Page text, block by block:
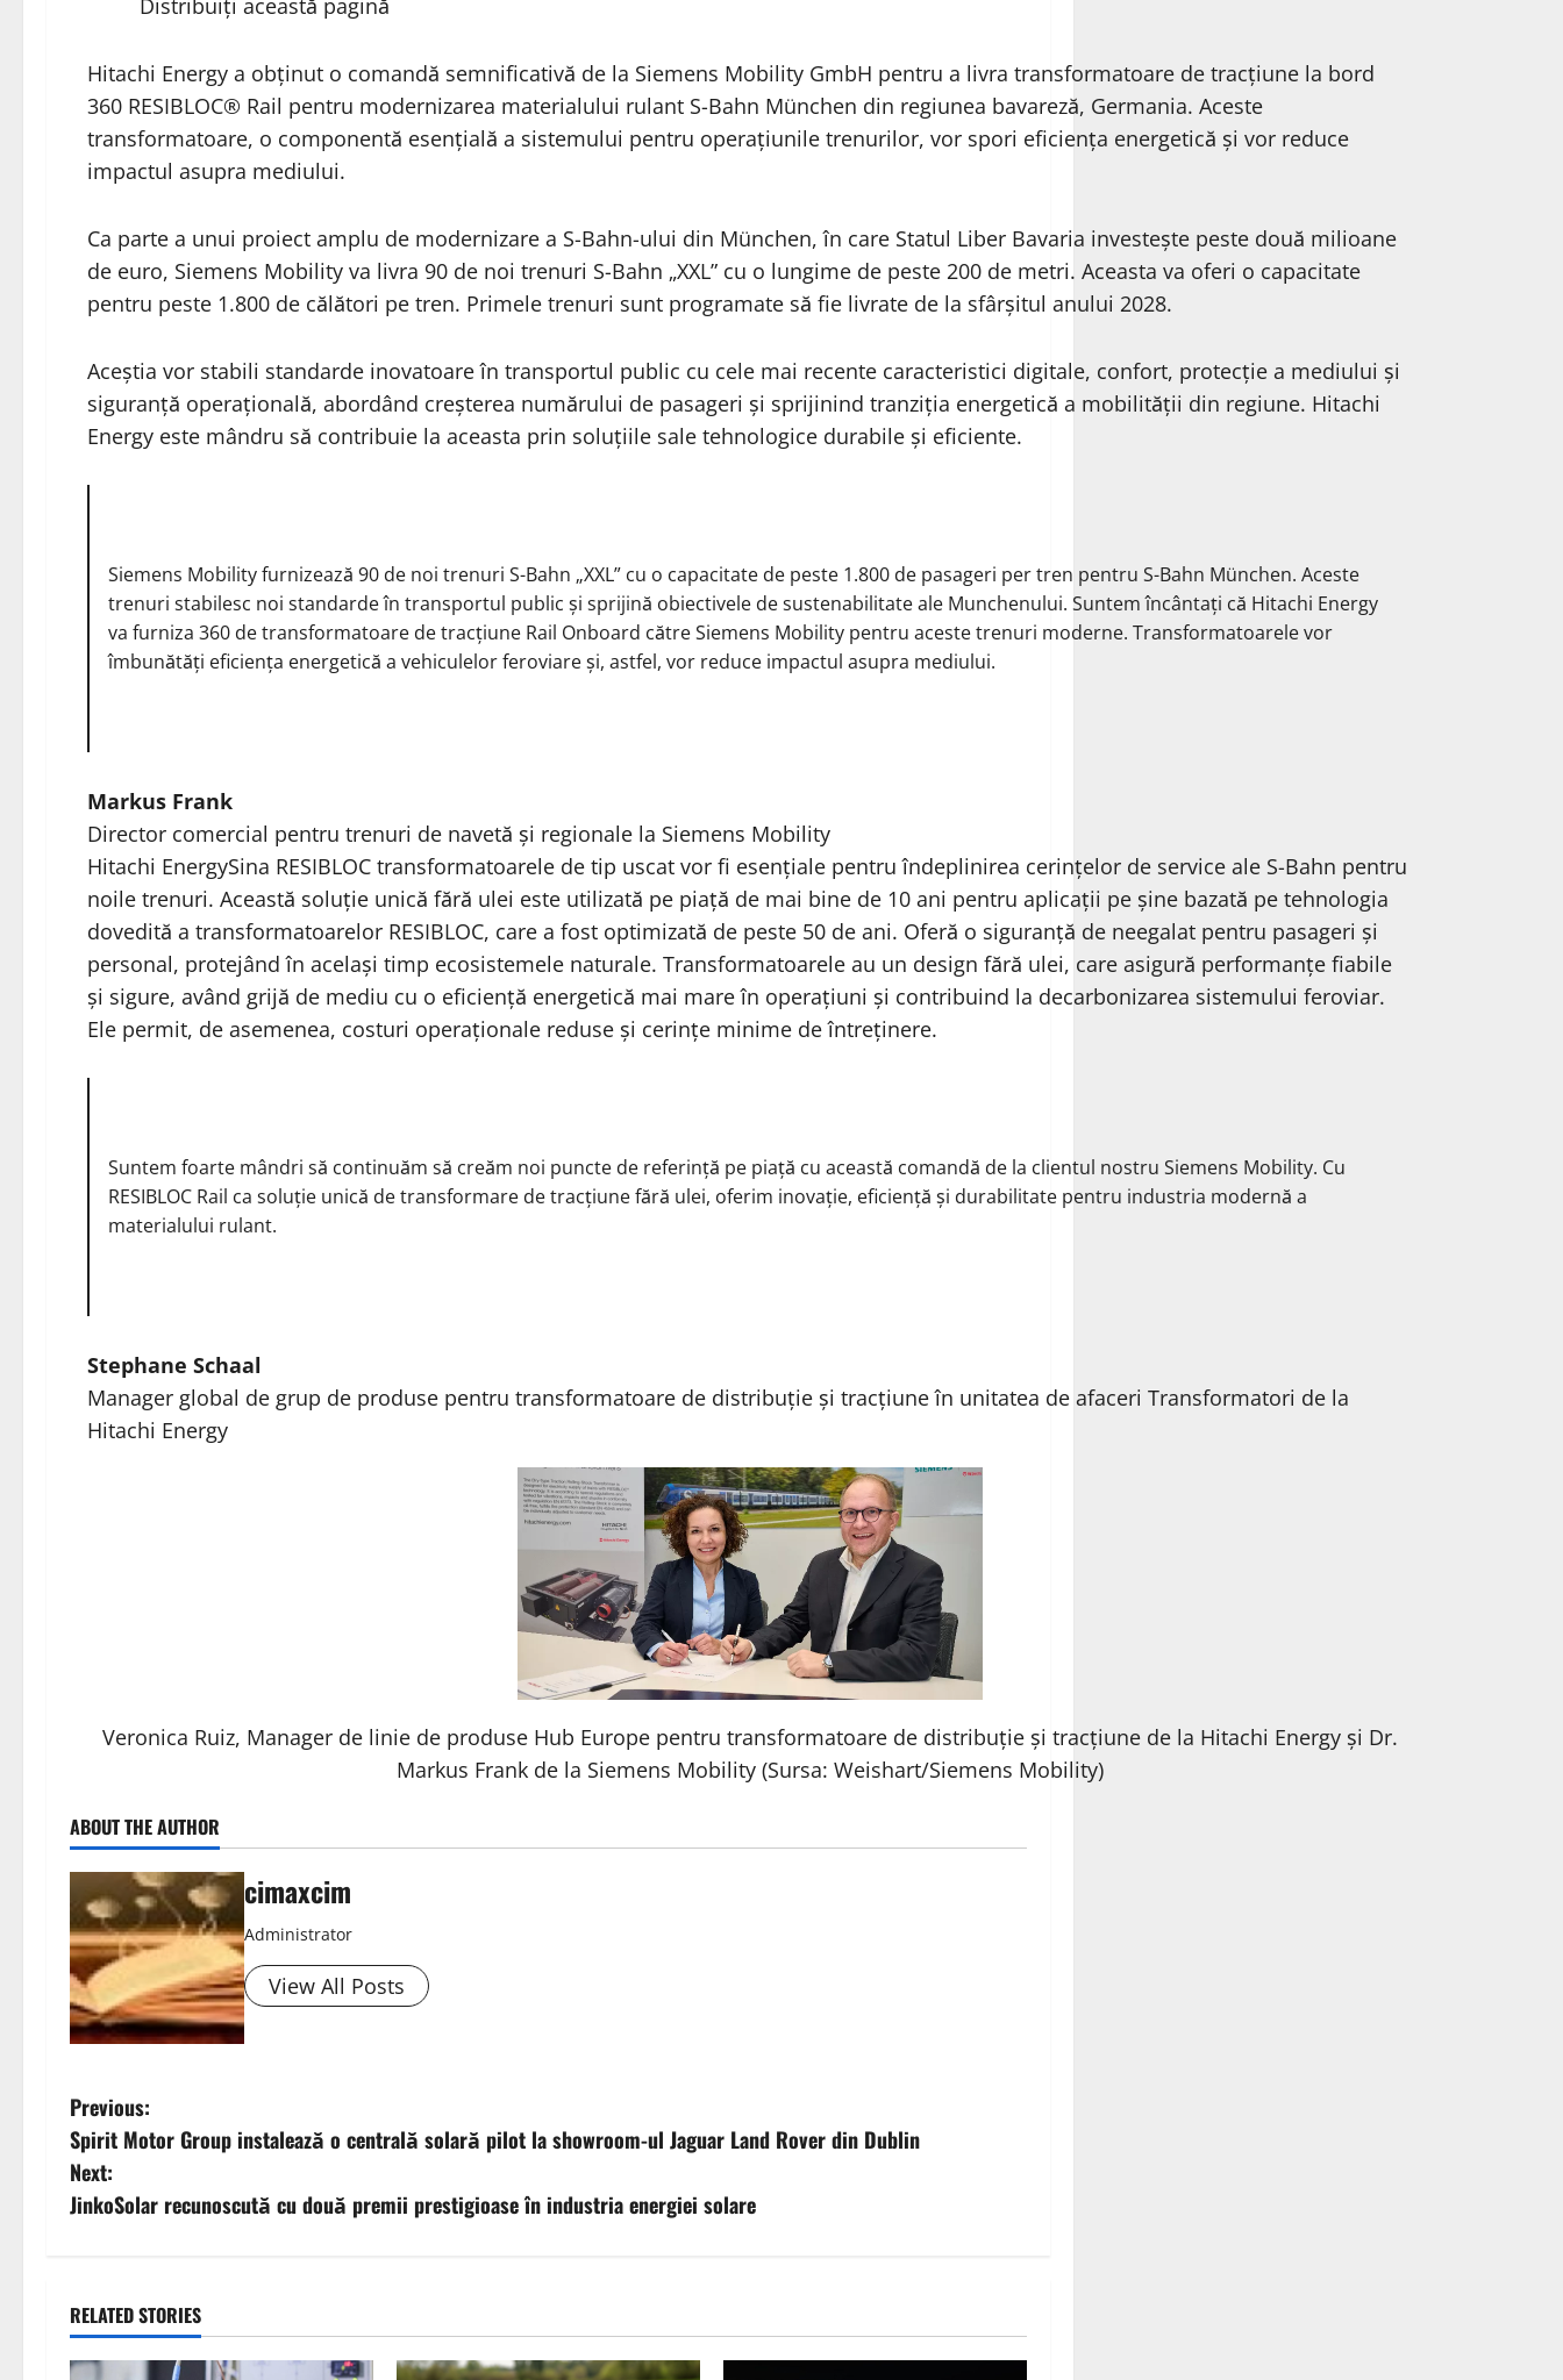
Hitachi Energy a obținut o comandă semnificativă de la Siemens Mobility GmbH pentru a livra transformatoare de tracțiune la bord
360 RESIBLOC® Rail pentru modernizarea materialului rulant S-Bahn München din regiunea bavareză, Germania. Aceste
transformatoare, o componentă esențială a sistemului pentru operațiunile trenurilor, vor spori eficiența energetică și vor reduce
impactul asupra mediului.
Ca parte a unui proiect amplu de modernizare a S-Bahn-ului din München, în care Statul Liber Bavaria investește peste două milioane
de euro, Siemens Mobility va livra 90 de noi trenuri S-Bahn „XXL” cu o lungime de peste 200 de metri. Aceasta va oferi o capacitate
pentru peste 1.800 de călători pe tren. Primele trenuri sunt programate să fie livrate de la sfârșitul anului 2028.
Aceștia vor stabili standarde inovatoare în transportul public cu cele mai recente caracteristici digitale, confort, protecție a mediului și
siguranță operațională, abordând creșterea numărului de pasageri și sprijinind tranziția energetică a mobilității din regiune. Hitachi
Energy este mândru să contribuie la aceasta prin soluțiile sale tehnologice durabile și eficiente.
Siemens Mobility furnizează 90 de noi trenuri S-Bahn „XXL” cu o capacitate de peste 1.800 de pasageri per tren pentru S-Bahn München. Aceste
trenuri stabilesc noi standarde în transportul public și sprijină obiectivele de sustenabilitate ale Munchenului. Suntem încântați că Hitachi Energy
va furniza 360 de transformatoare de tracțiune Rail Onboard către Siemens Mobility pentru aceste trenuri moderne. Transformatoarele vor
îmbunătăți eficiența energetică a vehiculelor feroviare și, astfel, vor reduce impactul asupra mediului.
Markus Frank
Director comercial pentru trenuri de navetă și regionale la Siemens Mobility
Hitachi EnergySina RESIBLOC transformatoarele de tip uscat vor fi esențiale pentru îndeplinirea cerințelor de service ale S-Bahn pentru
noile trenuri. Această soluție unică fără ulei este utilizată pe piață de mai bine de 10 ani pentru aplicații pe șine bazată pe tehnologia
dovedită a transformatoarelor RESIBLOC, care a fost optimizată de peste 50 de ani. Oferă o siguranță de neegalat pentru pasageri și
personal, protejând în același timp ecosistemele naturale. Transformatoarele au un design fără ulei, care asigură performanțe fiabile
și sigure, având grijă de mediu cu o eficiență energetică mai mare în operațiuni și contribuind la decarbonizarea sistemului feroviar.
Ele permit, de asemenea, costuri operaționale reduse și cerințe minime de întreținere.
Suntem foarte mândri să continuăm să creăm noi puncte de referință pe piață cu această comandă de la clientul nostru Siemens Mobility. Cu
RESIBLOC Rail ca soluție unică de transformare de tracțiune fără ulei, oferim inovație, eficiență și durabilitate pentru industria modernă a
materialului rulant.
Stephane Schaal
Manager global de grup de produse pentru transformatoare de distribuție și tracțiune în unitatea de afaceri Transformatori de la
Hitachi Energy
Veronica Ruiz, Manager de linie de produse Hub Europe pentru transformatoare de distribuție și tracțiune de la Hitachi Energy și Dr.
Markus Frank de la Siemens Mobility (Sursa: Weishart/Siemens Mobility)
ABOUT THE AUTHOR
cimaxcim
Administrator
View All Posts
P
o
s
n
a
Previous:
Spirit Motor Group instalează o centrală solară pilot la showroom-ul Jaguar Land Rover din Dublin
Next:
JinkoSolar recunoscută cu două premii prestigioase în industria energiei solare
RELATED STORIES